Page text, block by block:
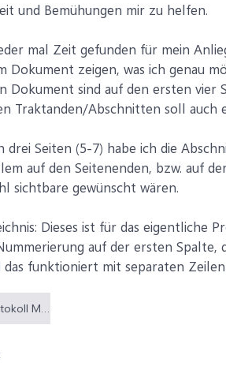
und Bemühungen mir zu helfen.
mal Zeit gefunden für mein
Dokument zeigen, was ich genau
Dokument sind auf den ersten
Traktanden/Abschnitten soll auch
drei Seiten (5-7) habe ich die
auf den Seitenenden, bzw. auf
sichtbare gewünscht wären.
Dieses ist für das eigentliche
auf der ersten
funktioniert mit separaten
Sitzungsprotokoll Muster .docx (20,7 KB)